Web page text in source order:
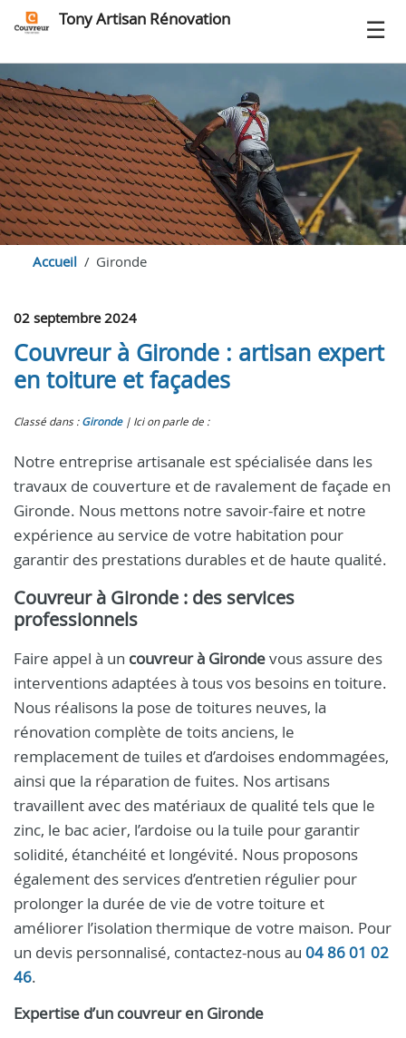
Tony Artisan Rénovation
Accueil Gironde
02 septembre 2024
Couvreur à Gironde : artisan expert
en toiture et façades
Classé dans : Gironde Ici on parle de :
Notre entreprise artisanale est spécialisée dans les
travaux de couverture et de ravalement de façade en
Gironde. Nous mettons notre savoir-faire et notre
expérience au service de votre habitation pour
garantir des prestations durables et de haute qualité.
Couvreur à Gironde : des services
professionnels
Faire appel à un couvreur à Girondevous assure des
interventions adaptées à tous vos besoins en toiture.
Nous réalisons la pose de toitures neuves, la
rénovation complète de toits anciens, le
remplacement de tuiles et d’ardoises endommagées,
ainsi que la réparation de fuites. Nos artisans
travaillent avec des matériaux de qualité tels que le
zinc, le bac acier, l’ardoise ou la tuile pour garantir
solidité, étanchéité et longévité. Nous proposons
également des services d’entretien régulier pour
prolonger la durée de vie de votre toiture et
améliorer l’isolation thermique de votre maison. Pour
un devis personnalisé, contactez-nous au 04 86 01 02
46.
Expertise d’un couvreuren Gironde